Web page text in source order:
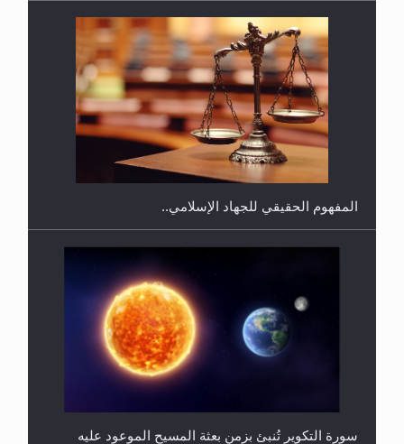
هل يجوز فتح مشروع كوافير نسائي للمحجبات وغير
المحجبات؟
المفهوم الحقيقي للجهاد الإسلامي..
سورة التكوير تُنبئ بزمن بعثة المسيح الموعود عليه